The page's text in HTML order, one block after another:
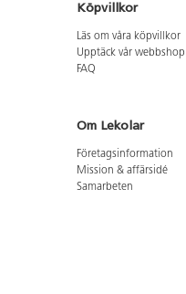
Köpvillkor
Läs om våra köpvillkor
Upptäck vår webbshop
FAQ
Om Lekolar
Företagsinformation
Mission & affärsidé
Samarbeten